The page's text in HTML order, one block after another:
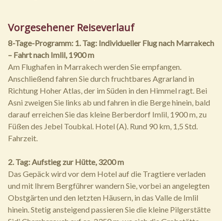
Vorgesehener Reiseverlauf
8-Tage-Programm: 1. Tag: Individueller Flug nach Marrakech
– Fahrt nach Imlil, 1900 m
Am Flughafen in Marrakech werden Sie empfangen.
Anschließend fahren Sie durch fruchtbares Agrarland in
Richtung Hoher Atlas, der im Süden in den Himmel ragt. Bei
Asni zweigen Sie links ab und fahren in die Berge hinein, bald
darauf erreichen Sie das kleine Berberdorf Imlil, 1900 m, zu
Füßen des Jebel Toubkal. Hotel (A). Rund 90 km, 1,5 Std.
Fahrzeit.
2. Tag: Aufstieg zur Hütte, 3200 m
Das Gepäck wird vor dem Hotel auf die Tragtiere verladen
und mit Ihrem Bergführer wandern Sie, vorbei an angelegten
Obstgärten und den letzten Häusern, in das Valle de Imlil
hinein. Stetig ansteigend passieren Sie die kleine Pilgerstätte